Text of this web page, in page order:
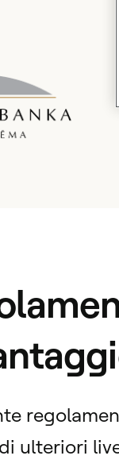
ulteriori